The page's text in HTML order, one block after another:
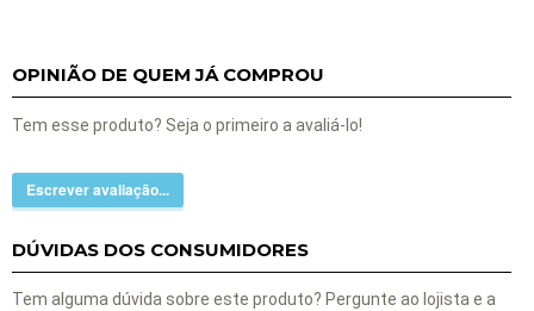
OPINIÃO DE QUEM JÁ COMPROU
Tem esse produto? Seja o primeiro a avaliá-lo!
Escrever avaliação...
DÚVIDAS DOS CONSUMIDORES
Tem alguma dúvida sobre este produto? Pergunte ao lojista e a